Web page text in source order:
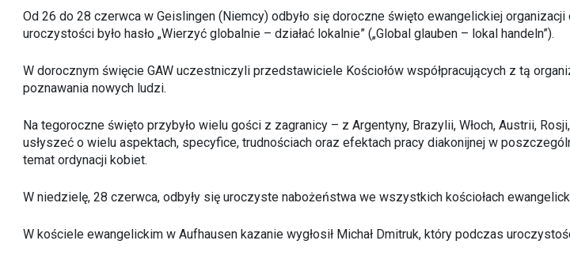
Od 26 do 28 czerwca w Geislingen (Niemcy) odbyło się doroczne święto ewangelickiej
uroczystości było hasło „Wierzyć globalnie – działać lokalnie” („Global glauben – lokal handeln”).
W dorocznym święcie GAW uczestniczyli przedstawiciele Kościołów współpracujących z tą
poznawania nowych ludzi.
Na tegoroczne święto przybyło wielu gości z zagranicy – z Argentyny, Brazylii, Włoch, Austrii,
usłyszeć o wielu aspektach, specyfice, trudnościach oraz efektach pracy diakonijnej w
temat ordynacji kobiet.
W niedzielę, 28 czerwca, odbyły się uroczyste nabożeństwa we wszystkich kościołach
W kościele ewangelickim w Aufhausen kazanie wygłosił Michał Dmitruk, który podczas